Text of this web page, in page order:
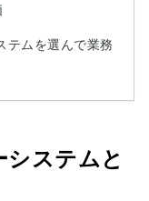
テムを選んで業務
ステムと